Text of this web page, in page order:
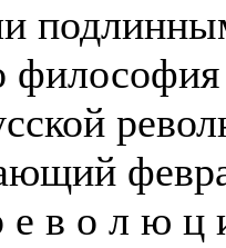
е в о л ю ц